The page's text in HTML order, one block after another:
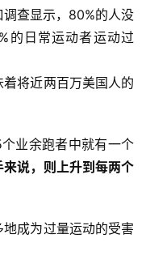
查显示，80%的人没
的日常运动者运动过
将近两百万美国人的
业余跑者中就有一个
说，则上升到每两个
成为过量运动的受害